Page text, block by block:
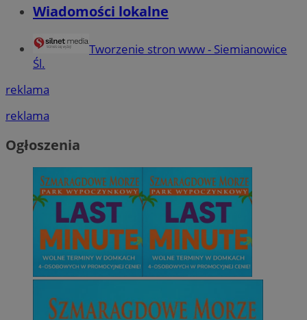
Wiadomości lokalne
Tworzenie stron www - Siemianowice
Śl.
reklama
reklama
Ogłoszenia